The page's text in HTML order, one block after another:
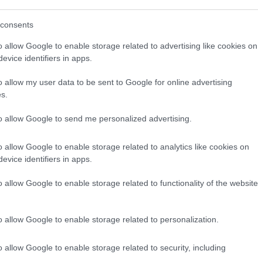
allow Google to enable storage related to advertising like cookies on
identifiers in apps.
allow my user data to be sent to Google for online advertising
allow Google to send me personalized advertising.
allow Google to enable storage related to analytics like cookies on
identifiers in apps.
allow Google to enable storage related to functionality of the website
allow Google to enable storage related to personalization.
allow Google to enable storage related to security, including
cliccandoqui
nella sezioneLogindal menù del sito o
Gruppo D'Intervento Giuridico